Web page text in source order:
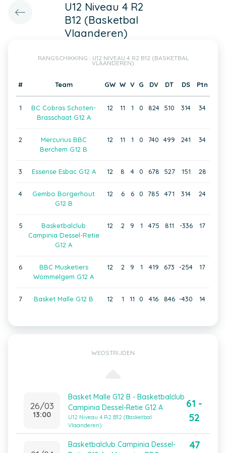
U12 Niveau 4 R2
B12 (Basketbal
Vlaanderen)
RANGSCHIKKING : U12 NIVEAU 4 R2 B12 (BASKETBAL
VLAANDEREN)
# Team GW W V G DV DT DS Ptn
1
BC Cobras Schoten-
Brasschaat G12 A
12 11 1 0 824 510 314 34
2
Mercurius BBC
Berchem G12 B
12 11 1 0 740 499 241 34
3 Essense Esbac G12 A 12 8 4 0 678 527 151 28
4
Gembo Borgerhout
G12 B
12 6 6 0 785 471 314 24
5
Basketbalclub
Campinia Dessel-Retie
G12 A
12 2 9 1 475 811 -336 17
6
BBC Musketiers
Wommelgem G12 A
12 2 9 1 419 673 -254 17
7 Basket Malle G12 B 12 1 11 0 416 846 -430 14
WEDSTRIJDEN
26/03
13:00
Basket Malle G12 B - Basketbalclub
Campinia Dessel-Retie G12 A
U12 Niveau 4 R2 B12 (Basketbal
Vlaanderen)
61 -
52
Basketbalclub Campinia Dessel-
47